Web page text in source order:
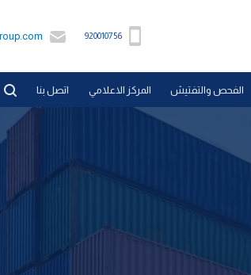
920010756
الفحص والتفتيش المركز الاعلامي اتصل بنا